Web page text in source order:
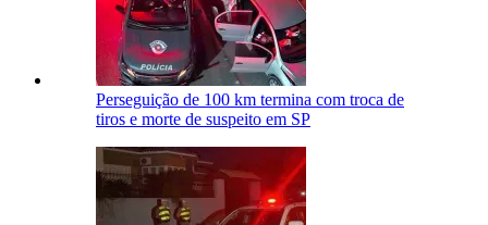
Perseguição de 100 km termina com troca de
tiros e morte de suspeito em SP